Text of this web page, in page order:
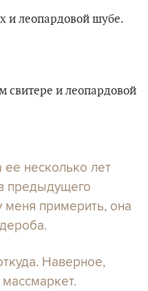
несколько лет
предыдущего
меня примерить, она
Наверное,